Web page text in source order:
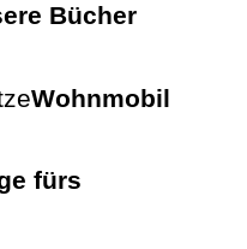
Bücher
Wohnmobil
fürs